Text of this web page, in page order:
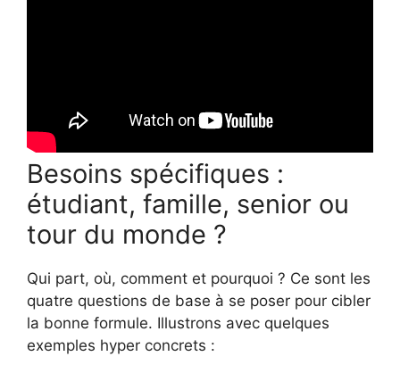
Besoins spécifiques :
étudiant, famille, senior ou
tour du monde ?
Qui part, où, comment et pourquoi ? Ce sont les
quatre questions de base à se poser pour cibler
la bonne formule. Illustrons avec quelques
exemples hyper concrets :